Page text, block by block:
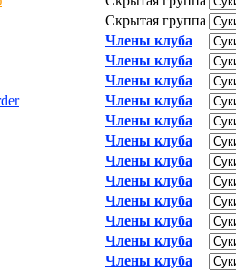
Скрытая группа
Члены клуба
Члены клуба
Члены клуба
Члены клуба
Члены клуба
Члены клуба
Члены клуба
Члены клуба
Члены клуба
Члены клуба
Члены клуба
Члены клуба